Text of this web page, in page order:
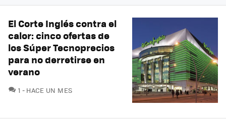
El Corte Inglés contra el
calor: cinco ofertas de
los Súper Tecnoprecios
para no derretirse en
verano
1 COMENTARIOS
HACE UN MES